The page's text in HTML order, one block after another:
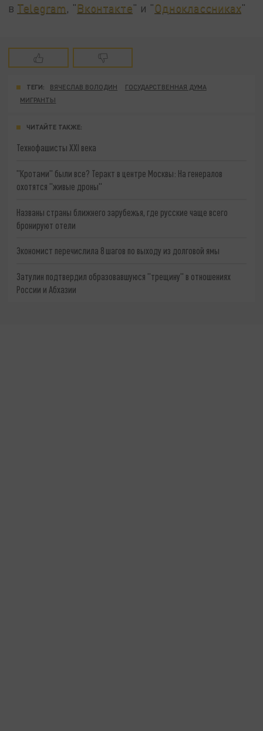
в Telegram, "Вконтакте" и "Одноклассниках"
ТЕГИ: ВЯЧЕСЛАВ ВОЛОДИН
ГОСУДАРСТВЕННАЯ ДУМА
МИГРАНТЫ
ЧИТАЙТЕ ТАКЖЕ:
Технофашисты XXI века
"Кротами" были все? Теракт в центре Москвы: На генералов
охотятся "живые дроны"
Названы страны ближнего зарубежья, где русские чаще всего
бронируют отели
Экономист перечислила 8 шагов по выходу из долговой ямы
Затулин подтвердил образовавшуюся "трещину" в отношениях
России и Абхазии